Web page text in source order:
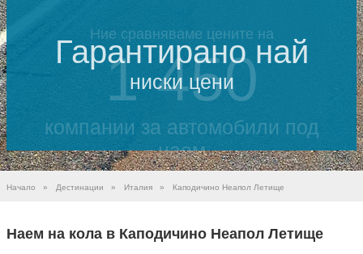
Гарантирано най
ниски цени
Начало » Дестинации » Италия » Каподичино Неапол Летище
Наем на кола в Каподичино Неапол Летище